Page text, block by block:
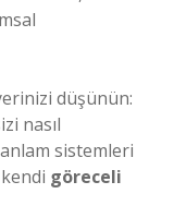
düşünün:
nasıl
sistemleri
göreceli